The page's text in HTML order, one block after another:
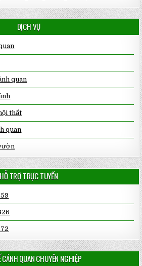
DỊCH VỤ
quan
thất
quan
HỖ TRỢ TRỰC TUYẾN
QUAN CHUYÊN NGHIỆP